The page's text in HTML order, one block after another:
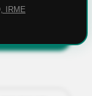
IRME